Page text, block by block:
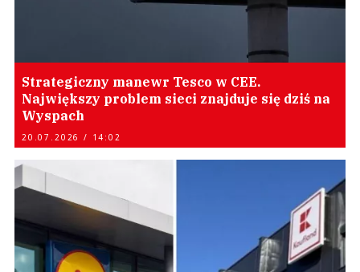
Strategiczny manewr Tesco w CEE.
Największy problem sieci znajduje się dziś na
Wyspach
20.07.2026 / 14:02